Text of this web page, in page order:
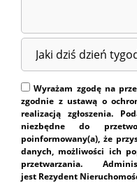
Wyrażam zgodę na
zgodnie z ustawą o
realizacją zgłoszenia.
niezbędne do
poinformowany(a), że
danych, możliwości ich
przetwarzania.
jest Rezydent